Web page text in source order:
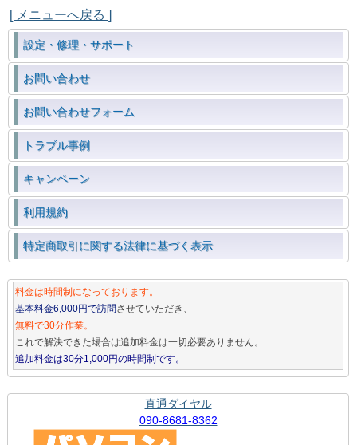
[ メニューへ戻る ]
設定・修理・サポート
お問い合わせ
お問い合わせフォーム
トラブル事例
キャンペーン
利用規約
特定商取引に関する法律に基づく表示
料金は時間制になっております。
基本料金6,000円で訪問させていただき、
無料で30分作業。
これで解決できた場合は追加料金は一切必要ありません。
追加料金は30分1,000円の時間制です。
直通ダイヤル
090-8681-8362